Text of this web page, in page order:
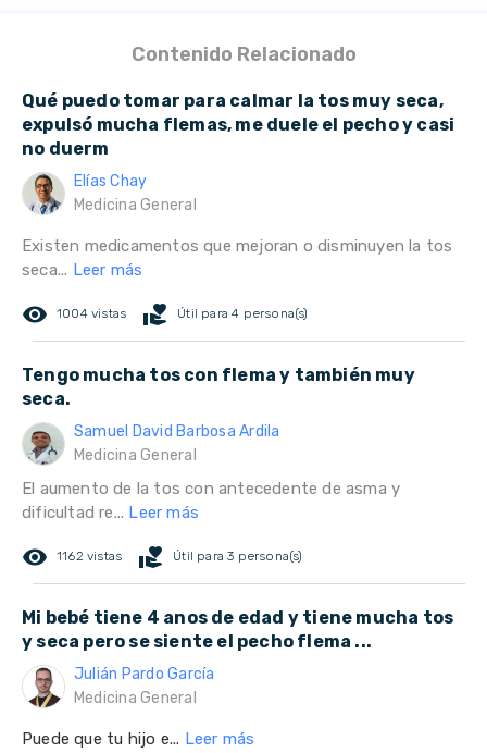
Contenido Relacionado
Qué puedo tomar para calmar la tos muy seca,
expulsó mucha flemas, me duele el pecho y casi
no duerm
Elías Chay
Medicina General
Existen medicamentos que mejoran o disminuyen la tos
seca... Leer más
remove_red_eye 1004 vistas volunteer_activism Útil para 4 persona(s)
Tengo mucha tos con flema y también muy
seca.
Samuel David Barbosa Ardila
Medicina General
El aumento de la tos con antecedente de asma y
dificultad re... Leer más
remove_red_eye 1162 vistas volunteer_activism Útil para 3 persona(s)
Mi bebé tiene 4 anos de edad y tiene mucha tos
y seca pero se siente el pecho flema ...
Julián Pardo García
Medicina General
Puede que tu hijo e... Leer más